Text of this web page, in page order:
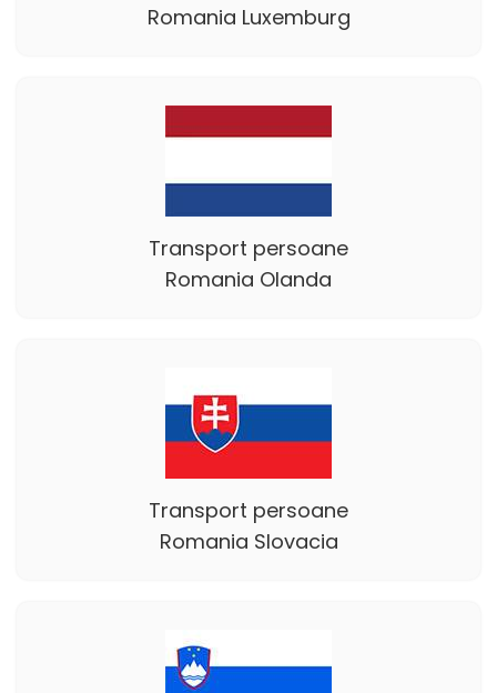
Romania Luxemburg
Transport persoane
Romania Olanda
Transport persoane
Romania Slovacia